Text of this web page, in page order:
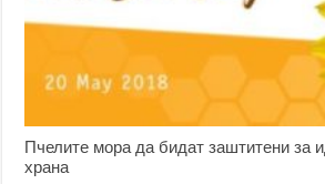
Пчелите мора да бидат заштитени за
храна